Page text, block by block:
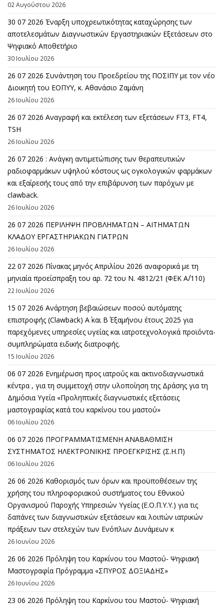
02 Αυγούστου 2026
30 07 2026 Έναρξη υποχρεωτικότητας καταχώρησης των
αποτελεσμάτων Διαγνωστικών Εργαστηριακών Εξετάσεων στο
Ψηφιακό Αποθετήριο
30 Ιουλίου 2026
26 07 2026 Συνάντηση του Προεδρείου της ΠΟΣΙΠΥ με τον νέο
Διοικητή του ΕΟΠΥΥ, κ. Αθανάσιο Ζαμάνη
26 Ιουλίου 2026
26 07 2026 Αναγραφή και εκτέλεση των εξετάσεων FT3, FT4,
TSH
26 Ιουλίου 2026
26 07 2026 : Ανάγκη αντιμετώπισης των θεραπευτικών
ραδιοφαρμάκων υψηλού κόστους ως ογκολογικών φαρμάκων
και εξαίρεσής τους από την επιβάρυνση των παρόχων με
clawback.
26 Ιουλίου 2026
26 07 2026 ΠΕΡΙΛΗΨΗ ΠΡΟΒΛΗΜΑΤΩΝ – ΑΙΤΗΜΑΤΩΝ
ΚΛΑΔΟΥ ΕΡΓΑΣΤΗΡΙΑΚΩΝ ΓΙΑΤΡΩΝ
26 Ιουλίου 2026
22 07 2026 Πίνακας μηνός Απριλίου 2026 αναφορικά με τη
μηνιαία προείσπραξη του αρ. 72 του Ν. 4812/21 (ΦΕΚ Α΄/110)
22 Ιουλίου 2026
15 07 2026 Ανάρτηση βεβαιώσεων ποσού αυτόματης
επιστροφής (Clawback) A΄ και Β΄ Εξαμήνου έτους 2025 για
παρεχόμενες υπηρεσίες υγείας και ιατροτεχνολογικά προϊόντα-
συμπληρώματα ειδικής διατροφής.
15 Ιουλίου 2026
06 07 2026 Eνημέρωση προς ιατρούς και ακτινοδιαγνωστικά
κέντρα , για τη συμμετοχή στην υλοποίηση της Δράσης για τη
Δημόσια Υγεία «Προληπτικές διαγνωστικές εξετάσεις
μαστογραφίας κατά του καρκίνου του μαστού»
06 Ιουλίου 2026
06 07 2026 ΠΡΟΓΡΑΜΜΑΤΙΣΜΕΝΗ ΑΝΑΒΑΘΜΙΣΗ
ΣΥΣΤΗΜΑΤΟΣ ΗΛΕΚΤΡΟΝΙΚΗΣ ΠΡΟΕΓΚΡΙΣΗΣ (Σ.Η.Π)
06 Ιουλίου 2026
26 06 2026 Καθορισμός των όρων και προϋποθέσεων της
χρήσης του πληροφοριακού συστήματος του Εθνικού
Οργανισμού Παροχής Υπηρεσιών Υγείας (Ε.Ο.Π.Υ.Υ.) για τις
δαπάνες των διαγνωστικών εξετάσεων και λοιπών ιατρικών
πράξεων των στελεχών των Ενόπλων Δυνάμεων κ
26 Ιουνίου 2026
26 06 2026 Πρόληψη του Καρκίνου του Μαστού- Ψηφιακή
Μαστογραφία Πρόγραμμα «ΣΠΥΡΟΣ ΔΟΞΙΑΔΗΣ»
26 Ιουνίου 2026
23 06 2026 Πρόληψη του Καρκίνου του Μαστού- Ψηφιακή